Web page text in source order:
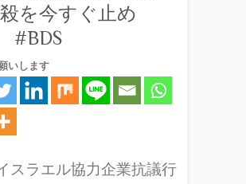
を今すぐ止め
#BDS
いします
スラエル協力企業抗議行